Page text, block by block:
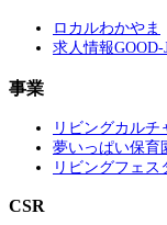
ロカルわかやま
求人情報GOOD-
事業
リビングカルチ
夢いっぱい保育
リビングフェス
CSR